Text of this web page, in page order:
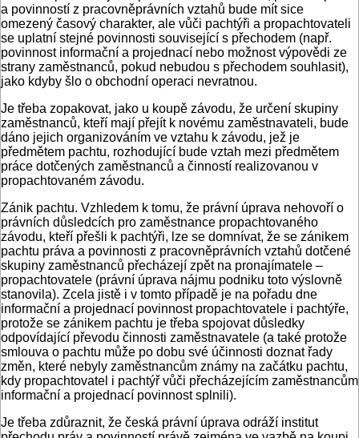
a povinností z pracovněprávních vztahů bude mít sice
omezený časový charakter, ale vůči pachtýři a propachtovateli
se uplatní stejné povinnosti související s přechodem (např.
povinnost informační a projednací nebo možnost výpovědi ze
strany zaměstnanců, pokud nebudou s přechodem souhlasit),
jako kdyby šlo o obchodní operaci nevratnou.
Je třeba zopakovat, jako u koupě závodu, že určení skupiny
zaměstnanců, kteří mají přejít k novému zaměstnavateli, bude
dáno jejich organizováním ve vztahu k závodu, jež je
předmětem pachtu, rozhodující bude vztah mezi předmětem
práce dotčených zaměstnanců a činností realizovanou v
propachtovaném závodu.
Zánik pachtu. Vzhledem k tomu, že právní úprava nehovoří o
právních důsledcích pro zaměstnance propachtovaného
závodu, kteří přešli k pachtýři, lze se domnívat, že se zánikem
pachtu práva a povinnosti z pracovněprávních vztahů dotčené
skupiny zaměstnanců přecházejí zpět na pronajímatele –
propachtovatele (právní úprava nájmu podniku toto výslovně
stanovila). Zcela jistě i v tomto případě je na pořadu dne
informační a projednací povinnost propachtovatele i pachtýře,
protože se zánikem pachtu je třeba spojovat důsledky
odpovídající převodu činnosti zaměstnavatele (a také protože
smlouva o pachtu může po dobu své účinnosti doznat řady
změn, které nebyly zaměstnancům známy na začátku pachtu,
kdy propachtovatel i pachtýř vůči přecházejícím zaměstnancům
informační a projednací povinnost splnili).
Je třeba zdůraznit, že česká právní úprava odráží institut